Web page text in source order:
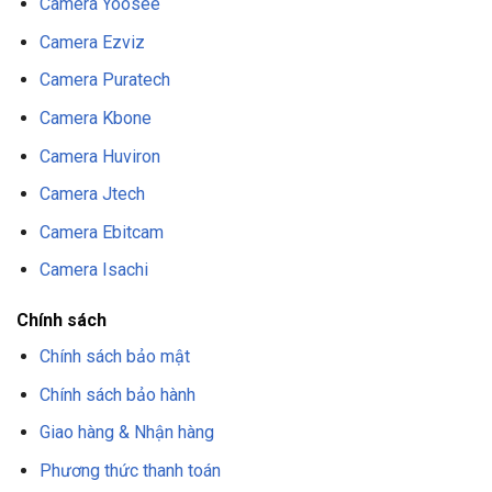
cao với độ phân giải rõ nét, không chỉ giúp tăng
cường khả năng xử lý của camera mà còn tiết kiệm
năng lượng và giảm tiếng ồn.
Góc quan sát 160 độ
dõi các góc nhìn khác nhau.
Camera Ezviz
Camera Puratech
Camera Kbone
Camera Huviron
Camera Jtech
Camera Ebitcam
Camera Isachi
Chính sách
Chính sách bảo mật
Chính sách bảo hành
Giao hàng & Nhận hàng
Phương thức thanh toán